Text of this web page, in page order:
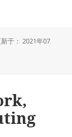
于： 2021年07